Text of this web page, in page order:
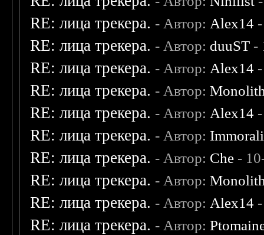
RE: лица трекера. - Автор: Alex14
RE: лица трекера. - Автор: duuST -
RE: лица трекера. - Автор: Alex14
RE: лица трекера. - Автор:
RE: лица трекера. - Автор: Alex14
RE: лица трекера. - Автор:
RE: лица трекера. - Автор: Che -
RE: лица трекера. - Автор:
RE: лица трекера. - Автор: Alex14
RE: лица трекера. - Автор: